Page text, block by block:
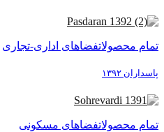
تمام محصولاتفضاهای اداری-تجاری
پاسداران ۱۳۹۲
تمام محصولاتفضاهای مسکونی